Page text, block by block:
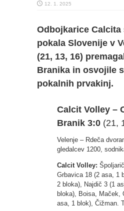
12. 1. 2025
Odbojkarice Calcita
pokala Slovenije v
(21, 13, 16)
Branika in osvojile
pokalnih prvakinj.
Calcit Volley –
Branik 3:0 (21,
Velenje – Rdeča
gledalcev 1200,
Calcit Volley:
Grbavica 18 (2 asa, 1
2 bloka), Najdič 3 (1
bloka), Boisa, Maček,
asa, 1 blok), Čižman.